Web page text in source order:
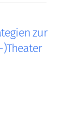
zur
)Theater